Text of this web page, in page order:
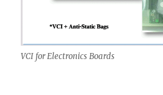
VCI for Electronics Boards